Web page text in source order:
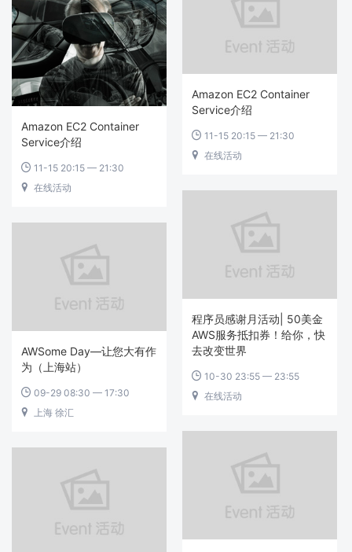
Amazon EC2 Container
Service介绍
 11-15 20:15 — 21:30
 在线活动
Amazon EC2 Container
Service介绍
 11-15 20:15 — 21:30
 在线活动
程序员感谢月活动| 50美金
AWS服务抵扣券！给你，快
去改变世界
 10-30 23:55 — 23:55
 在线活动
AWSome Day—让您大有作
为（上海站）
 09-29 08:30 — 17:30
 上海 徐汇